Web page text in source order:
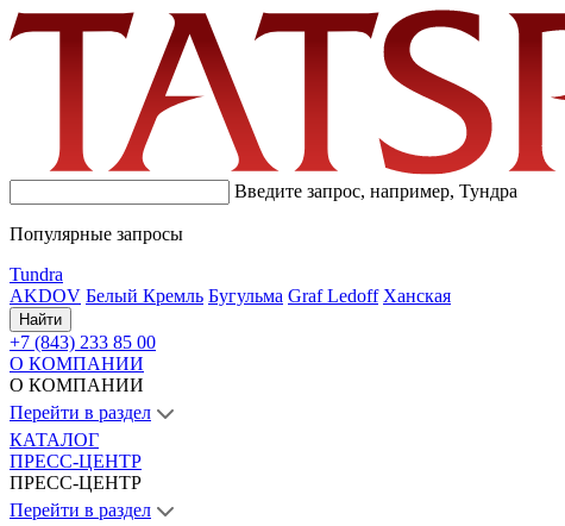
Введите запрос, например, Тундра
Популярные запросы
Tundra
AKDOV Белый Кремль Бугульма Graf Ledoff Ханская
Найти
+7 (843) 233 85 00
О КОМПАНИИ
О КОМПАНИИ
Перейти в раздел
КАТАЛОГ
ПРЕСС-ЦЕНТР
ПРЕСС-ЦЕНТР
Перейти в раздел